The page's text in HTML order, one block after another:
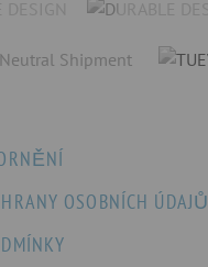
OSOBNÍCH ÚDAJŮ